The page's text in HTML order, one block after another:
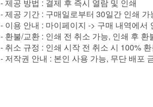
- 제공 방법 : 결제 후 즉시 열람 및 인쇄
- 제공 기간 : 구매일로부터 30일간 인쇄
- 이용 안내 : 마이페이지 -> 구매 내역에서
- 환불/교환 : 인쇄 전 취소 가능, 인쇄 후 환
- 취소 규정 : 인쇄 시작 전 취소 시 100%
- 저작권 안내 : 본인 사용 가능, 무단 배포